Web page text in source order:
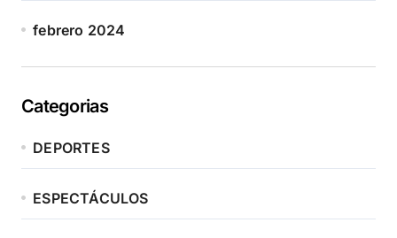
febrero 2024
Categorias
DEPORTES
ESPECTÁCULOS